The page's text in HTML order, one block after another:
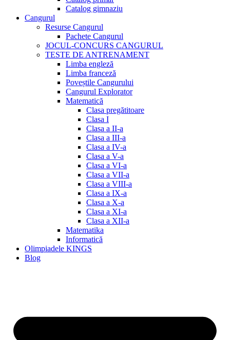
Catalog gimnaziu
Cangurul
Resurse Cangurul
Pachete Cangurul
JOCUL-CONCURS CANGURUL
TESTE DE ANTRENAMENT
Limba engleză
Limba franceză
Poveștile Cangurului
Cangurul Explorator
Matematică
Clasa pregătitoare
Clasa I
Clasa a II-a
Clasa a III-a
Clasa a IV-a
Clasa a V-a
Clasa a VI-a
Clasa a VII-a
Clasa a VIII-a
Clasa a IX-a
Clasa a X-a
Clasa a XI-a
Clasa a XII-a
Matematika
Informatică
Olimpiadele KINGS
Blog